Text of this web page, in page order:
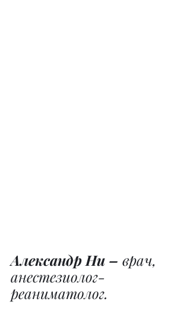
Александр Ни – врач,
анестезиолог-
реаниматолог.